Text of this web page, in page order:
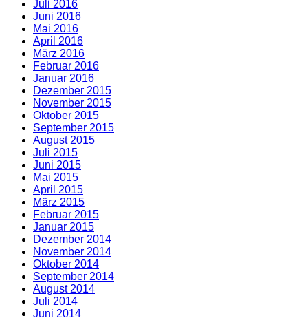
Juli 2016
Juni 2016
Mai 2016
April 2016
März 2016
Februar 2016
Januar 2016
Dezember 2015
November 2015
Oktober 2015
September 2015
August 2015
Juli 2015
Juni 2015
Mai 2015
April 2015
März 2015
Februar 2015
Januar 2015
Dezember 2014
November 2014
Oktober 2014
September 2014
August 2014
Juli 2014
Juni 2014